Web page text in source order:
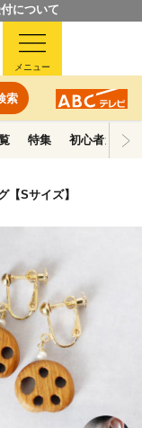
について
索
メニュー
特集 初心者ガイド
【Sサイズ】